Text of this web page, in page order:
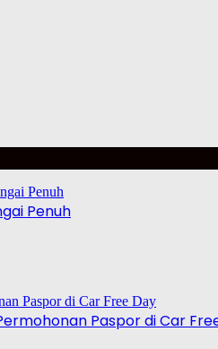
Penuh
Paspor di Car